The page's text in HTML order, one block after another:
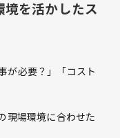
を活かしたス
が必要？」「コスト
現場環境に合わせた